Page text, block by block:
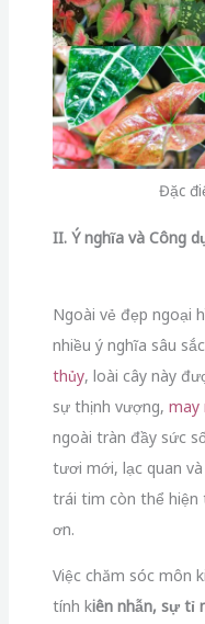
Đặc
II. Ý nghĩa và Công
Ngoài vẻ đẹp ngoại
nhiều ý nghĩa sâu
thủy, loài cây này
sự thịnh vượng, may
ngoài tràn đầy sức
tươi mới, lạc quan
trái tim còn thể hiện
ơn.
Việc chăm sóc môn
tính kiên nhẫn, sự tỉ